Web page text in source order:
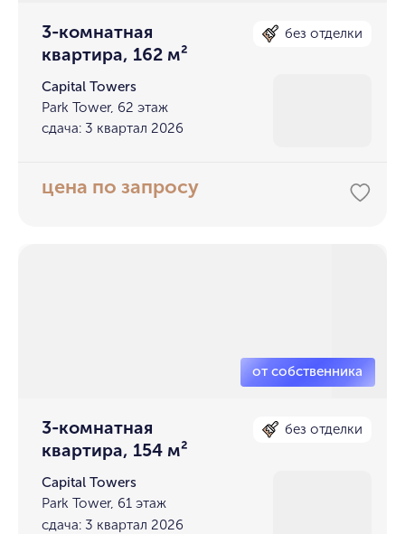
3-комнатная
квартира, 162 м²
без отделки
Capital Towers
Park Tower, 62 этаж
сдача: 3 квартал 2026
цена по запросу
3-комнатная
квартира, 154 м²
без отделки
Capital Towers
Park Tower, 61 этаж
сдача: 3 квартал 2026